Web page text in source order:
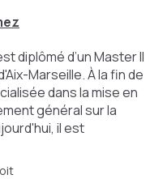
diplômé d’un Master II
Marseille. À la fin de
dans la mise en
général sur la
il est